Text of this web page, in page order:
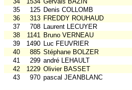
35
125 Denis COLLOMB
36
313 FREDDY ROUHAUD
37
708 Laurent LECUYER
38
1141 Bruno VERNEAU
39
1490 Luc FEUVRIER
40
885 Stéphane BOLZER
41
299 andré LEHAULT
42
1229 Olivier BASSET
43
970 pascal JEANBLANC